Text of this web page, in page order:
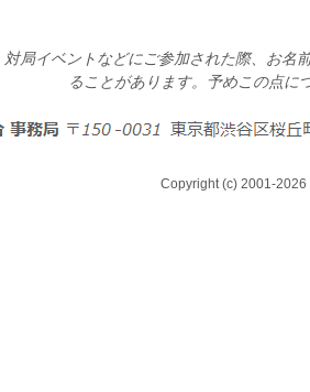
局イベントなどにご参加された際、お名
ることがあります。予めこの点に
Copyright (c) 2001-